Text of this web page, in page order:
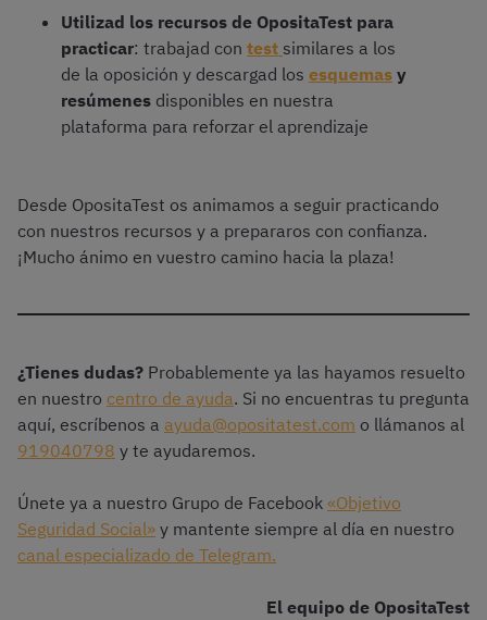
Utilizad los recursos de OpositaTest para
practicar: trabajad con test similares a los
de la oposición y descargad los esquemas y
resúmenes disponibles en nuestra
plataforma para reforzar el aprendizaje
Desde OpositaTest os animamos a seguir practicando
con nuestros recursos y a prepararos con confianza.
¡Mucho ánimo en vuestro camino hacia la plaza!
¿Tienes dudas? Probablemente ya las hayamos resuelto
en nuestro centro de ayuda. Si no encuentras tu pregunta
aquí, escríbenos a ayuda@opositatest.com o llámanos al
919040798 y te ayudaremos.
Únete ya a nuestro Grupo de Facebook «Objetivo
Seguridad Social» y mantente siempre al día en nuestro
canal especializado de Telegram.
El equipo de OpositaTest